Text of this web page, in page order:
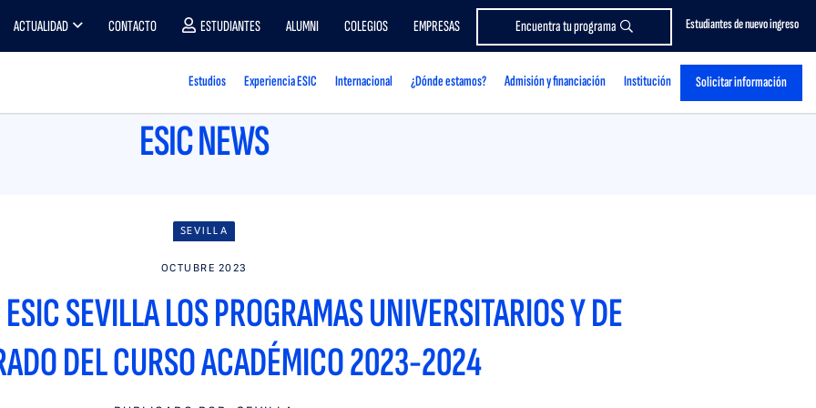
Estudiantes de nuevo ingreso
ACTUALIDAD CONTACTO ESTUDIANTES ALUMNI COLEGIOS EMPRESAS Encuentra tu programa
Estudios Experiencia ESIC Internacional ¿Dónde estamos? Admisión y financiación Institución Solicitar información
ESIC NEWS
SEVILLA
OCTUBRE 2023
SEVILLA LOS PROGRAMAS UNIVERSITARIOS Y DE
DEL CURSO ACADÉMICO 2023-2024